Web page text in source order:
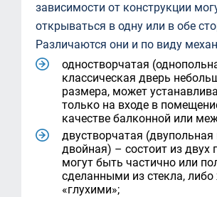
зависимости от конструкции
открываться в одну или в обе
Различаются они и по виду
одностворчатая
классическая дверь
размера, может
только на входе в
качестве балконной или
двустворчатая (двупольная
двойная) – состоит из двух
могут быть частично или
сделанными из стекла,
«глухими»;